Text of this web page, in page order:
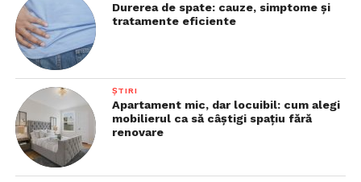
Durerea de spate: cauze, simptome și
tratamente eficiente
ȘTIRI
Apartament mic, dar locuibil: cum alegi
mobilierul ca să câștigi spațiu fără
renovare